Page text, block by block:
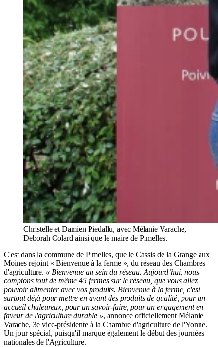
Christelle et Damien Piedallu, avec Mélanie Varache,
Deborah Colard ainsi que le maire de Pimelles.
C'est dans la commune de Pimelles, que le Cassis de la Grange aux
Moines rejoint « Bienvenue à la ferme », du réseau des Chambres
d'agriculture. « Bienvenue au sein du réseau. Aujourd’hui, nous
comptons tout de même 45 fermes sur le réseau, que vous allez
pouvoir alimenter avec vos produits. Bienvenue à la ferme, c'est
surtout déjà pour mettre en avant des produits de qualité, pour un
accueil chaleureux, pour un savoir-faire, pour un engagement en
faveur de l'agriculture durable », annonce officiellement Mélanie
Varache, 3e vice-présidente à la Chambre d'agriculture de l'Yonne.
Un jour spécial, puisqu'il marque également le début des journées
nationales de l'Agriculture.